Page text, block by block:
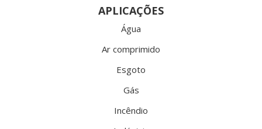
APLICAÇÕES
Água
Ar comprimido
Esgoto
Gás
Incêndio